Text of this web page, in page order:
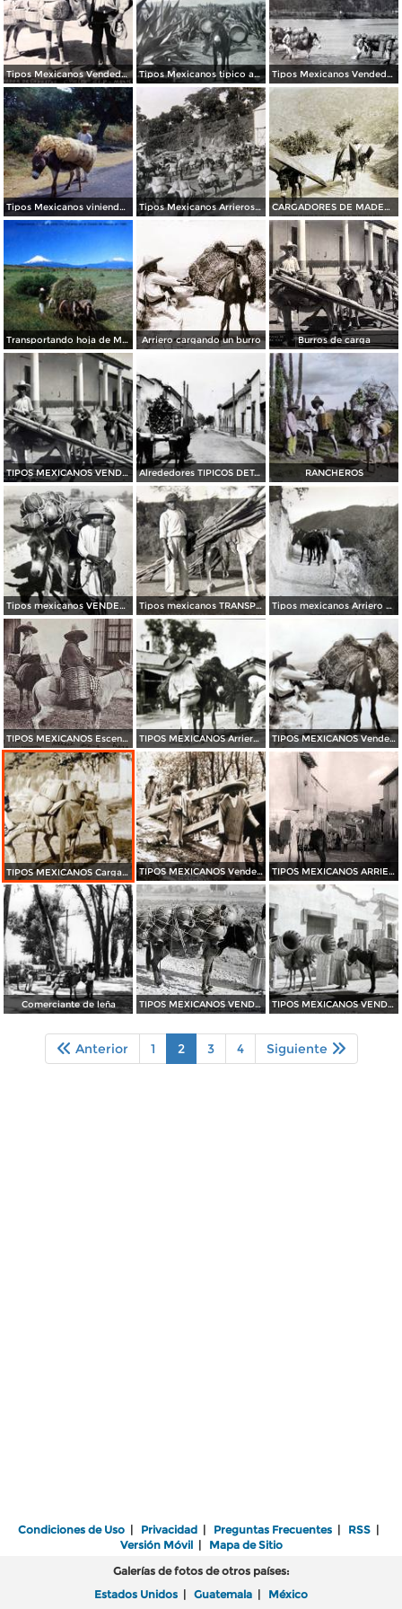
Tipos Mexicanos Vendedor de canastas. Tipos Mexicanos tipico aguador. Tipos Mexicanos Vendedores de Cantaros Oaxaca Mexico.
Tipos Mexicanos viniendo de cosechar las mazorcasde Maiz Tipos Mexicanos Arrieros con cargamento de Maiz CARGADORES DE MADERA EN LOS ALREDEDORES DE EL ORO ESTADO DE MEXICO
Transportando hoja de Milpa en el Estado de Mexico en 1966 Arriero cargando un burro Burros de carga
TIPOS MEXICANOS VENDEDORES DE MADERA Alrededores TIPICOS DETALLES RANCHEROS
Tipos mexicanos VENDEDOR DE LOZA Tipos mexicanos TRANSPORTANDO MADERA Tipos mexicanos Arriero de los caminos de Guanajuato
TIPOS MEXICANOS Escena callejera TIPOS MEXICANOS Arrieros TIPOS MEXICANOS Vendedor de Carbon
TIPOS MEXICANOS Cargadores de Maiz TIPOS MEXICANOS Vendedores de Madera TIPOS MEXICANOS ARRIEROS
Comerciante de leña TIPOS MEXICANOS VENDEDORA DE LOZA TIPOS MEXICANOS VENDEDORES DE CANASTOS
Anterior 1 2 3 4 Siguiente
Condiciones de Uso | Privacidad | Preguntas Frecuentes | RSS |
Versión Móvil| Mapa de Sitio
Galerías de fotos de otros países:
Estados Unidos | Guatemala | México